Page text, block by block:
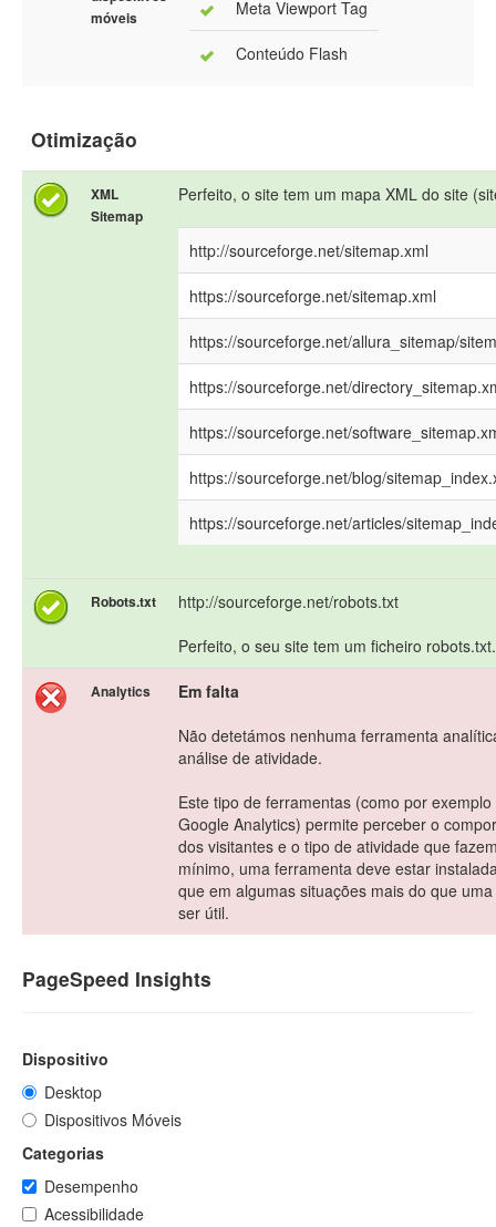
móveis
Meta Viewport Tag
Conteúdo Flash
Otimização
XML
Sitemap
Perfeito, o site tem um mapa XML do site
http://sourceforge.net/sitemap.xml
https://sourceforge.net/sitemap.xml
https://sourceforge.net/allura_sitemap/
https://sourceforge.net/
https://sourceforge.net/
https://sourceforge.net/blog/
https://sourceforge.net/articles/
Robots.txt
http://sourceforge.net/robots.txt
Perfeito, o seu site tem um ficheiro robots.txt.
Analytics
Em falta
Não detetámos nenhuma ferramenta
análise de atividade.
Este tipo de ferramentas (como por exemplo
Google Analytics) permite perceber o
dos visitantes e o tipo de atividade que
mínimo, uma ferramenta deve estar
que em algumas situações mais do que
ser útil.
PageSpeed Insights
Dispositivo
Desktop
Dispositivos Móveis
Categorias
Desempenho
Acessibilidade